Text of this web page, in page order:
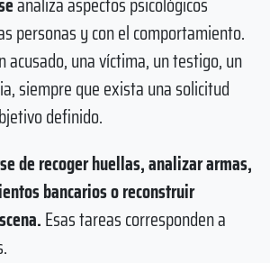
personas y con el comportamiento.
acusado, una víctima, un testigo, un
siempre que exista una solicitud
definido.
de recoger huellas, analizar armas,
bancarios o reconstruir
Esas tareas corresponden a